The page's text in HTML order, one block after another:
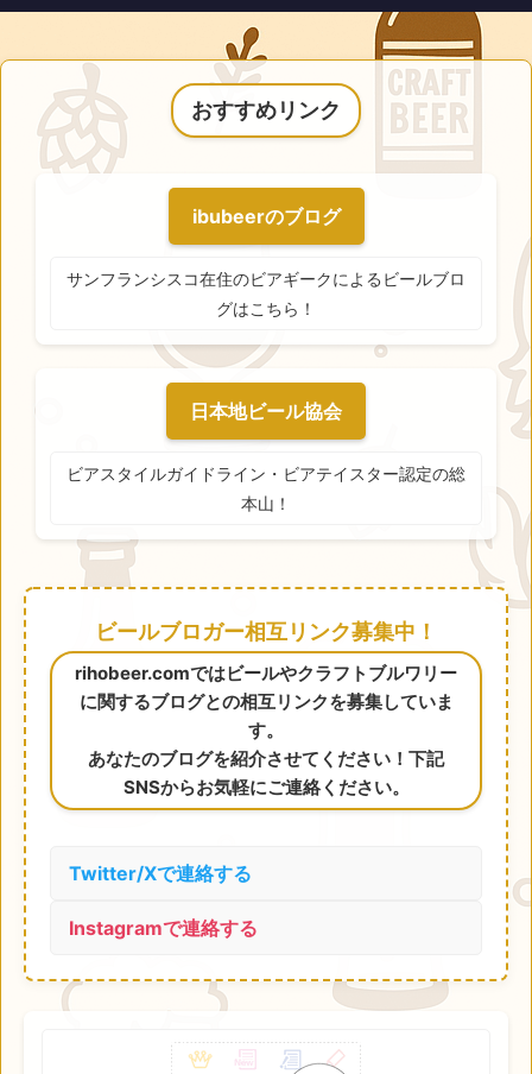
おすすめリンク
ibubeerのブログ
サンフランシスコ在住のビアギークによるビールブロ
グはこちら！
日本地ビール協会
ビアスタイルガイドライン・ビアテイスター認定の総
本山！
ビールブロガー相互リンク募集中！
rihobeer.comではビールやクラフトブルワリー
に関するブログとの相互リンクを募集していま
す。
あなたのブログを紹介させてください！下記
SNSからお気軽にご連絡ください。
Twitter/Xで連絡する
Instagramで連絡する